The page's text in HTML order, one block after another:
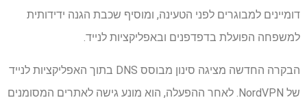
דומיינים למבוגרים לפני הטעינה, ומוסיף שכבת הגנה ידידותית
למשפחה הפועלת בדפדפנים ובאפליקציות לנייד.
הבקרה החדשה מציגה סינון מבוסס DNS בתוך האפליקציות לנייד
של NordVPN. לאחר ההפעלה, הוא מונע גישה לאתרים המסומנים